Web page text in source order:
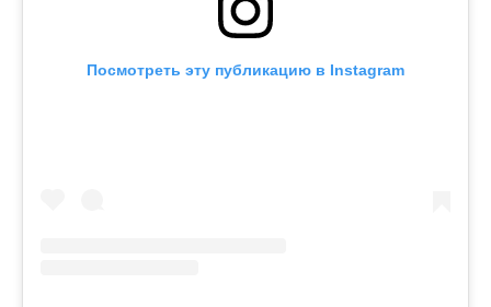
Посмотреть эту публикацию в Instagram